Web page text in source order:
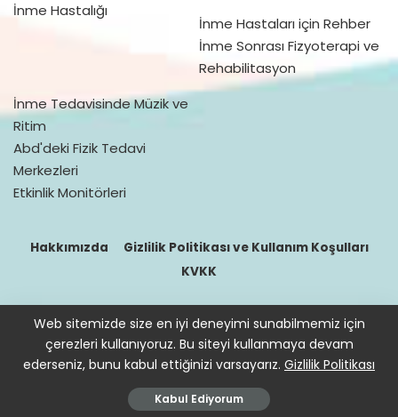
İnme Hastalığı
İnme Hastaları için Rehber
İnme Sonrası Fizyoterapi ve
Rehabilitasyon
İnme Tedavisinde Müzik ve
Ritim
Abd'deki Fizik Tedavi
Merkezleri
Etkinlik Monitörleri
Hakkımızda
Gizlilik Politikası ve Kullanım Koşulları
KVKK
© 2016–2021 doktorfizik
Site içeriğinde bulunan bilgiler destek sağlamak içindir. Hekimin
hastasını tıbbi amaçla muayene etmesi, tanı ve teşhis koyması
yerine geçmez.
Web sitemizde size en iyi deneyimi sunabilmemiz için
çerezleri kullanıyoruz. Bu siteyi kullanmaya devam
ederseniz, bunu kabul ettiğinizi varsayarız. Gizlilik Politikası
Kabul Ediyorum